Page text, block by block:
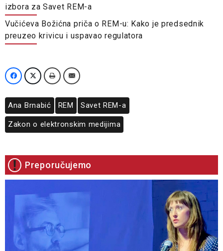
izbora za Savet REM-a
Vučićeva Božićna priča o REM-u: Kako je predsednik
preuzeo krivicu i uspavao regulatora
Ana Brnabić REM Savet REM-a
Zakon o elektronskim medijima
Preporučujemo